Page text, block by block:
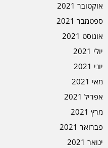
אוקטובר 2021
ספטמבר 2021
אוגוסט 2021
יולי 2021
יוני 2021
מאי 2021
אפריל 2021
מרץ 2021
פברואר 2021
ינואר 2021